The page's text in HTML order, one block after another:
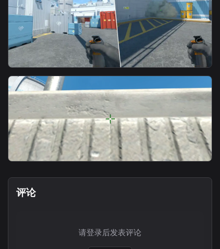
smoke
更衣室窗口烟-从外场丢
Lockers [Smoke]
评论
请登录后发表评论